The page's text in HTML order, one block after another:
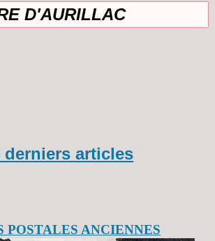
D'AURILLAC
derniers articles
POSTALES ANCIENNES